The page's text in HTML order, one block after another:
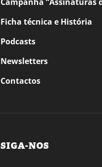
Ficha técnica e História
Podcasts
Newsletters
Contactos
SIGA-NOS